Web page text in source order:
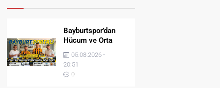
Bayburtspor’dan
Hücum ve Orta
Sahaya İki Önemli
Takviye
05.08.2026 -
20:51
0